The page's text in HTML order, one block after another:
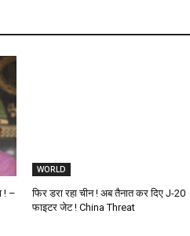
! –
WORLD
फिर डरा रहा चीन ! अब तैनात कर दिए J-20
फाइटर जेट ! China Threat